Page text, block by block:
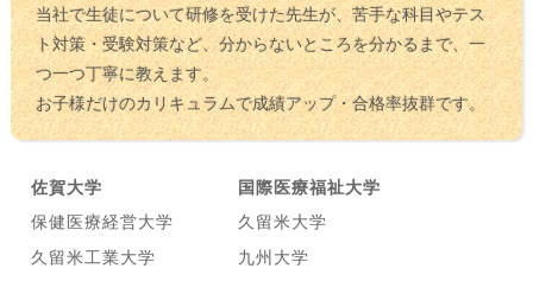
当社で生徒について研修を受けた先生が、苦手な科目やテス
ト対策・受験対策など、分からないところを分かるまで、一
つ一つ丁寧に教えます。
お子様だけのカリキュラムで成績アップ・合格率抜群です。
佐賀大学
国際医療福祉大学
保健医療経営大学
久留米大学
久留米工業大学
九州大学